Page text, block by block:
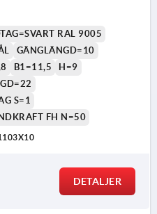
RAL 9005
GÄNGLÄNGD=10
B1=11,5
H=9
S=1
FH N=50
DETALJER